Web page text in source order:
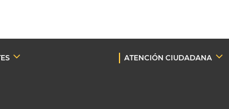
ATENCIÓN CIUDADANA